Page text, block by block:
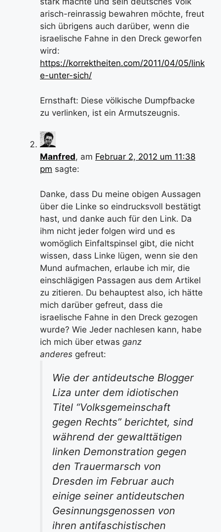
arisch-reinrassig bewahren möchte, freut
sich übrigens auch darüber, wenn die
israelische Fahne in den Dreck geworfen
wird:
https://korrektheiten.com/2011/04/05/link
e-unter-sich/
Ernsthaft: Diese völkische Dumpfbacke
zu verlinken, ist ein Armutszeugnis.
Manfred, am Februar 2, 2012 um 11:38
pm sagte:
Danke, dass Du meine obigen Aussagen
über die Linke so eindrucksvoll bestätigt
hast, und danke auch für den Link. Da
ihm nicht jeder folgen wird und es
womöglich Einfaltspinsel gibt, die nicht
wissen, dass Linke lügen, wenn sie den
Mund aufmachen, erlaube ich mir, die
einschlägigen Passagen aus dem Artikel
zu zitieren. Du behauptest also, ich hätte
mich darüber gefreut, dass die
israelische Fahne in den Dreck gezogen
wurde? Wie Jeder nachlesen kann, habe
ich mich über etwas ganz
anderes gefreut:
Wie der antideutsche Blogger
Liza unter dem idiotischen
Titel “Volksgemeinschaft
gegen Rechts” berichtet, sind
während der gewalttätigen
linken Demonstration gegen
den Trauermarsch von
Dresden im Februar auch
einige seiner antideutschen
Gesinnungsgenossen von
ihren antifaschistischen